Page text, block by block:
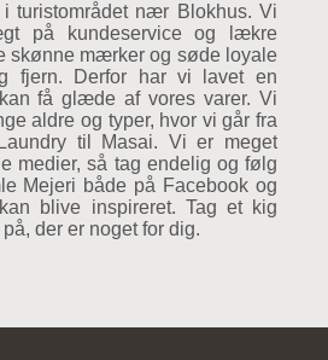
turistområdet nær Blokhus. Vi
på kundeservice og lækre
skønne mærker og søde loyale
fjern. Derfor har vi lavet en
få glæde af vores varer. Vi
aldre og typer, hvor vi går fra
til Masai. Vi er meget
medier, så tag endelig og følg
Mejeri både på Facebook og
blive inspireret. Tag et kig
der er noget for dig.